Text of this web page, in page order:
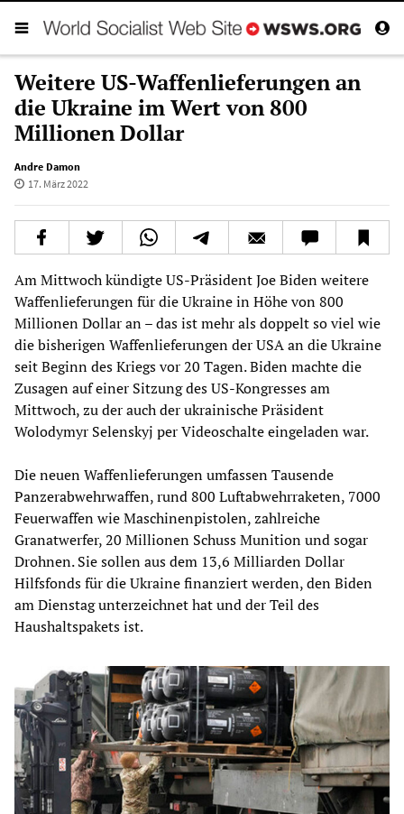
Weitere US-Waffenlieferungen an
die Ukraine im Wert von 800
Millionen Dollar
Andre Damon
17. März 2022
Am Mittwoch kündigte US-Präsident Joe Biden weitere
Waffenlieferungen für die Ukraine in Höhe von 800
Millionen Dollar an – das ist mehr als doppelt so viel wie
die bisherigen Waffenlieferungen der USA an die Ukraine
seit Beginn des Kriegs vor 20 Tagen. Biden machte die
Zusagen auf einer Sitzung des US-Kongresses am
Mittwoch, zu der auch der ukrainische Präsident
Wolodymyr Selenskyj per Videoschalte eingeladen war.
Die neuen Waffenlieferungen umfassen Tausende
Panzerabwehrwaffen, rund 800 Luftabwehrraketen, 7000
Feuerwaffen wie Maschinenpistolen, zahlreiche
Granatwerfer, 20 Millionen Schuss Munition und sogar
Drohnen. Sie sollen aus dem 13,6 Milliarden Dollar
Hilfsfonds für die Ukraine finanziert werden, den Biden
am Dienstag unterzeichnet hat und der Teil des
Haushaltspakets ist.